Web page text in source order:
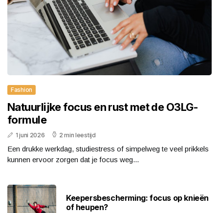
Fashion
Natuurlijke focus en rust met de O3LG-
formule
1 juni 2026 2 min leestijd
Een drukke werkdag, studiestress of simpelweg te veel prikkels
kunnen ervoor zorgen dat je focus weg...
Keepersbescherming: focus op knieën
of heupen?